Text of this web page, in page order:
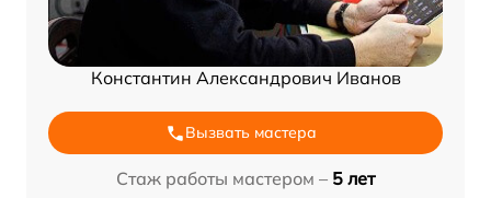
Константин Александрович Иванов
Вызвать мастера
Стаж работы мастером – 5 лет